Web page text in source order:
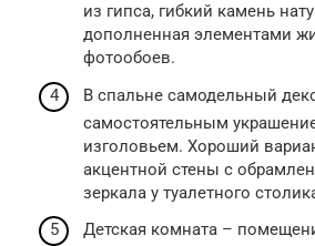
из гипса, гибкий камень
дополненная элементами
фотообоев.
В спальне самодельный
самостоятельным
изголовьем. Хороший
акцентной стены с
зеркала у туалетного
Детская комната –